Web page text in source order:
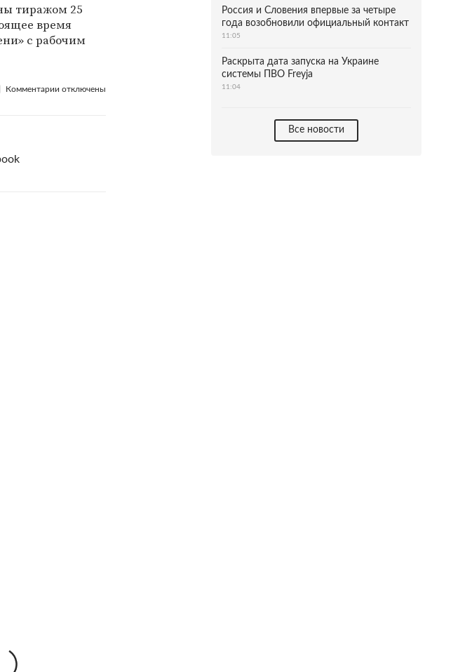
тиражом 25
время
с рабочим
Комментарии отключены
Россия и Словения впервые за четыре
года возобновили официальный контакт
11:05
Раскрыта дата запуска на Украине
системы ПВО Freyja
11:04
Все новости